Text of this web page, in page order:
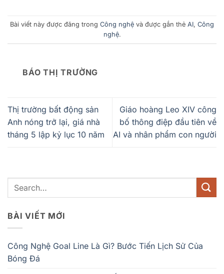
Bài viết này được đăng trong Công nghệ và được gắn thẻ AI, Công
nghệ.
BÁO THỊ TRƯỜNG
Thị trường bất động sản
Anh nóng trở lại, giá nhà
tháng 5 lập kỷ lục 10 năm
Giáo hoàng Leo XIV công
bố thông điệp đầu tiên về
AI và nhân phẩm con người
BÀI VIẾT MỚI
Công Nghệ Goal Line Là Gì? Bước Tiến Lịch Sử Của
Bóng Đá